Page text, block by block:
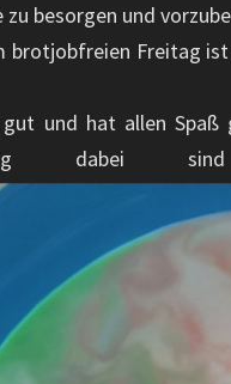
zu besorgen und
brotjobfreien Freitag
gut und hat allen
dabei